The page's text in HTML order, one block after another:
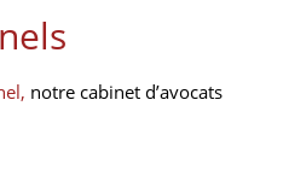
notre cabinet d’avocats